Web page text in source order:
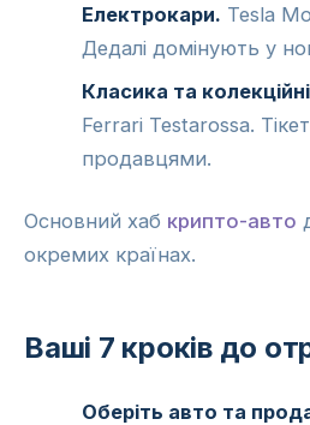
Електрокари. Tesla
Дедалі домінують у
Класика та
Ferrari Testarossa.
продавцями.
Основний хаб крипто-авто
окремих країнах.
Ваші 7 кроків до
Оберіть авто та